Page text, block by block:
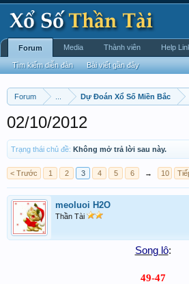
Forum Dự Đoán Xổ Số Miền Bắc
02/10/2012
Trạng thái chủ đề: Không mở trả lời sau này.
< Trước 1 2 3 4 5 6 → 10
meoluoi H2O
Thần Tài
Song lô:
49-47
Forum
Tìm kiếm diễn đàn Bài viết gần đây
Media Thành viên Help